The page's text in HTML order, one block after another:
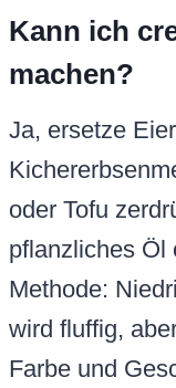
Kann ich
machen?
Ja, ersetze
oder Tofu
pflanzliches Öl
Methode:
wird fluffig,
Farbe und